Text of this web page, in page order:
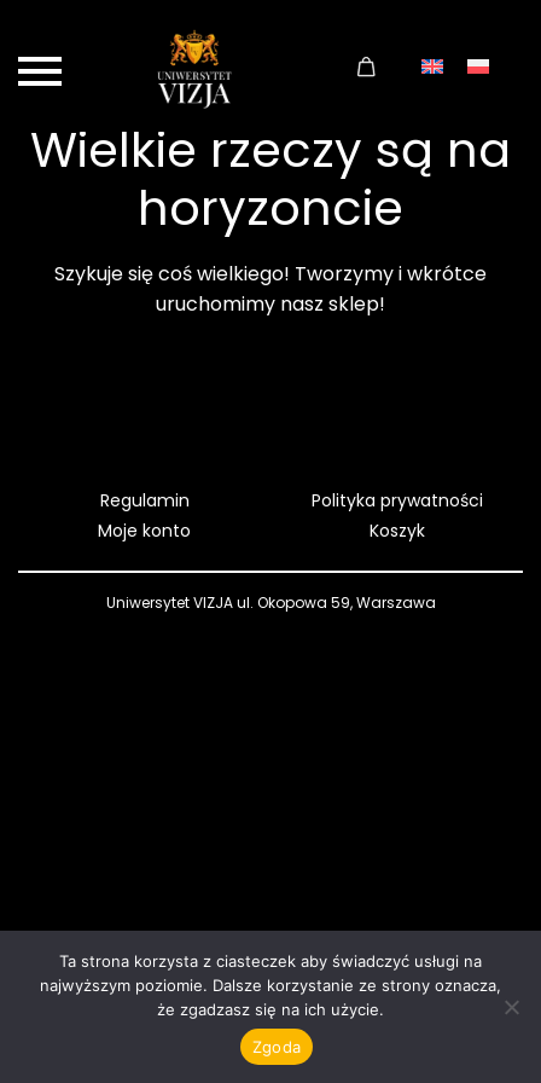
Wielkie rzeczy są na
horyzoncie
Szykuje się coś wielkiego! Tworzymy i wkrótce
uruchomimy nasz sklep!
Regulamin
Polityka prywatności
Moje konto
Koszyk
Uniwersytet VIZJA ul. Okopowa 59, Warszawa
Ta strona korzysta z ciasteczek aby świadczyć usługi na
najwyższym poziomie. Dalsze korzystanie ze strony oznacza,
że zgadzasz się na ich użycie.
Zgoda